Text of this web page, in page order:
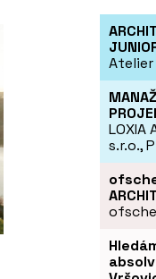
Atelier
s.r.o.,